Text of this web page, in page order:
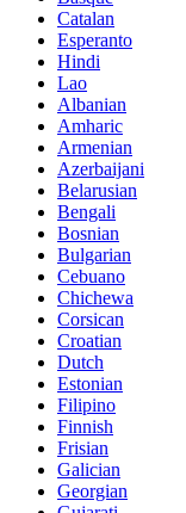
Catalan
Esperanto
Hindi
Lao
Albanian
Amharic
Armenian
Azerbaijani
Belarusian
Bengali
Bosnian
Bulgarian
Cebuano
Chichewa
Corsican
Croatian
Dutch
Estonian
Filipino
Finnish
Frisian
Galician
Georgian